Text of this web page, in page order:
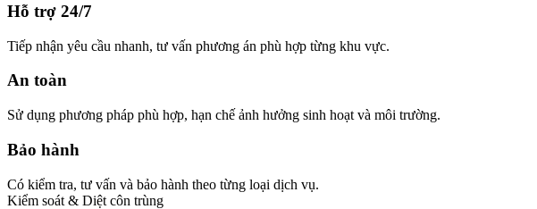
Hỗ trợ 24/7
Tiếp nhận yêu cầu nhanh, tư vấn phương án phù hợp từng khu vực.
An toàn
Sử dụng phương pháp phù hợp, hạn chế ảnh hưởng sinh hoạt và môi trường.
Bảo hành
Có kiểm tra, tư vấn và bảo hành theo từng loại dịch vụ.
Kiểm soát & Diệt côn trùng